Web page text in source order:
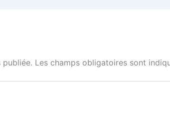
publiée. Les champs obligatoires sont